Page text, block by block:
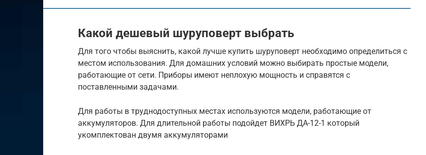
Какой дешевый шуруповерт выбрать
Для того чтобы выяснить, какой лучше купить шуруповерт необходимо определиться с
местом использования. Для домашних условий можно выбирать простые модели,
работающие от сети. Приборы имеют неплохую мощность и справятся с
поставленными задачами.
Для работы в труднодоступных местах используются модели, работающие от
аккумуляторов. Для длительной работы подойдет ВИХРЬ ДА-12-1 который
укомплектован двумя аккумуляторами